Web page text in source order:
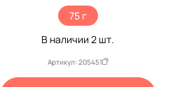
75 г
В наличии2 шт.
Артикул: 205451